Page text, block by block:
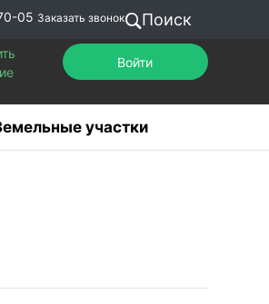
05 Заказать звонок Поиск
Войти
участки